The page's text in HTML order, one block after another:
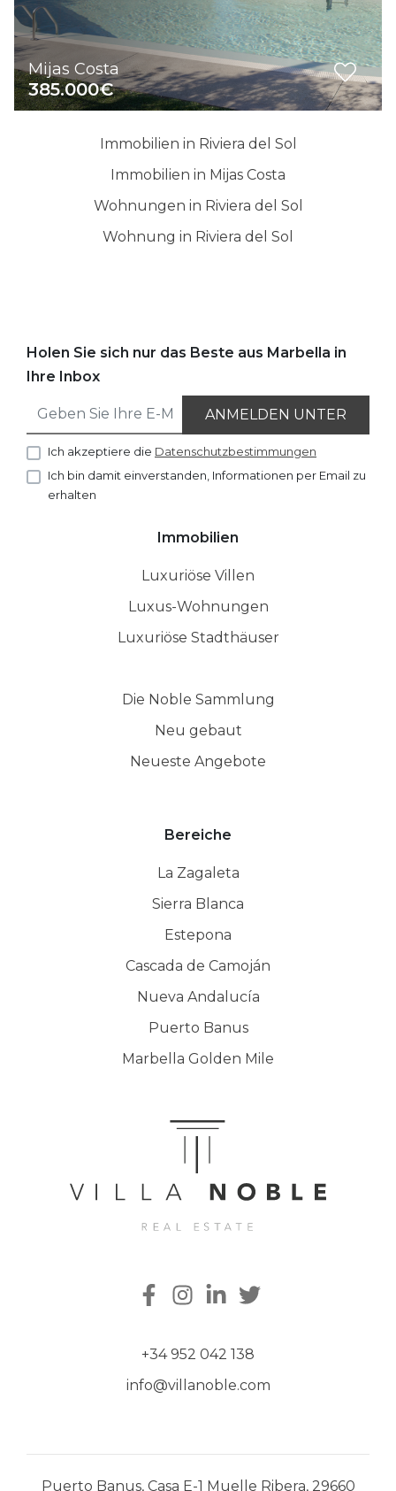
Mijas Costa
385.000€
Immobilien in Riviera del Sol
Immobilien in Mijas Costa
Wohnungen in Riviera del Sol
Wohnung in Riviera del Sol
Holen Sie sich nur das Beste aus Marbella in
Ihre Inbox
ANMELDEN UNTER
Ich akzeptiere die Datenschutzbestimmungen
Ich bin damit einverstanden, Informationen per Email zu
erhalten
Immobilien
Luxuriöse Villen
Luxus-Wohnungen
Luxuriöse Stadthäuser
Die Noble Sammlung
Neu gebaut
Neueste Angebote
Bereiche
La Zagaleta
Sierra Blanca
Estepona
Cascada de Camoján
Nueva Andalucía
Puerto Banus
Marbella Golden Mile
+34 952 042 138
info@villanoble.com
Puerto Banus, Casa E-1 Muelle Ribera, 29660